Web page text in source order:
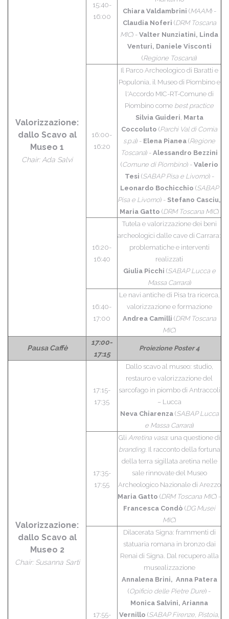
Valorizzazione:
dallo Scavo al
Museo 1
Chair: Ada Salvi
15:40-
16:00
Chiara Valdambrini (MAAM) -
Claudia Noferi (DRM Toscana
MIC) - Valter Nunziatini, Linda
Venturi, Daniele Visconti
(Regione Toscana)
16:00-
16:20
Il Parco Archeologico di Baratti e
Populonia, il Museo di Piombino e
l'Accordo MIC-RT-Comune di
Piombino come best practice
Silvia Guideri Marta
Coccoluto (Parchi Val di Cornia
s.p.a) - Elena Pianea (Regione
Toscana) - Alessandro Bezzini
(Comune di Piombino) - Valerio
Tesi (SABAP Pisa e Livorno) -
Leonardo Bochicchio (SABAP
Pisa e Livorno) - Stefano Casciu,
Maria Gatto (DRM Toscana MIC)
16:20-
16:40
Tutela e valorizzazione dei beni
archeologici dalle cave di Carrara:
problematiche e interventi
realizzati
Giulia Picchi (SABAP Lucca e
Massa Carrara)
16:40-
17:00
Le navi antiche di Pisa tra ricerca,
valorizzazione e formazione
Andrea Camilli (DRM Toscana
MIC)
Pausa Caffè
17:00-
17:15
Proiezione Poster 4
Valorizzazione:
dallo Scavo al
Museo 2
Chair: Susanna Sarti
17:15-
17:35
Dallo scavo al museo: studio,
restauro e valorizzazione del
sarcofago in piombo di Antraccoli
– Lucca
Neva Chiarenza(SABAP Lucca
e Massa Carrara)
17:35-
17:55
Gli Arretina vasa: una questione di
branding. Il racconto della fortuna
della terra sigillata aretina nelle
sale rinnovate del Museo
Archeologico Nazionale di Arezzo
Maria Gatto (DRM Toscana MIC) -
Francesca Condò (DG Musei
MIC)
17:55-
Dilacerata Signa: frammenti di
statuaria romana in bronzo dai
Renai di Signa. Dal recupero alla
musealizzazione
Annalena Brini, Anna Patera
(Opificio delle Pietre Dure) -
Monica Salvini, Arianna
Vernillo (SABAP Firenze, Pistoia,